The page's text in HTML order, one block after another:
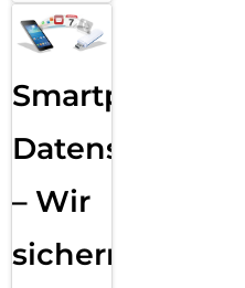
Smartphone
Datensicherung
– Wir
sichern